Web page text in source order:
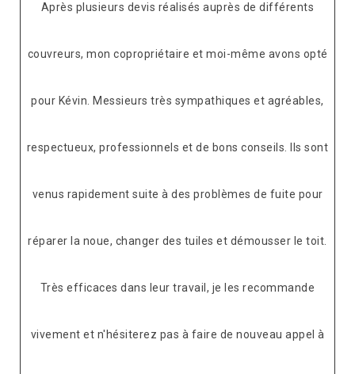
Après plusieurs devis réalisés auprès de différents
couvreurs, mon copropriétaire et moi-même avons opté
pour Kévin. Messieurs très sympathiques et agréables,
respectueux, professionnels et de bons conseils. Ils sont
venus rapidement suite à des problèmes de fuite pour
réparer la noue, changer des tuiles et démousser le toit.
Très efficaces dans leur travail, je les recommande
vivement et n'hésiterez pas à faire de nouveau appel à